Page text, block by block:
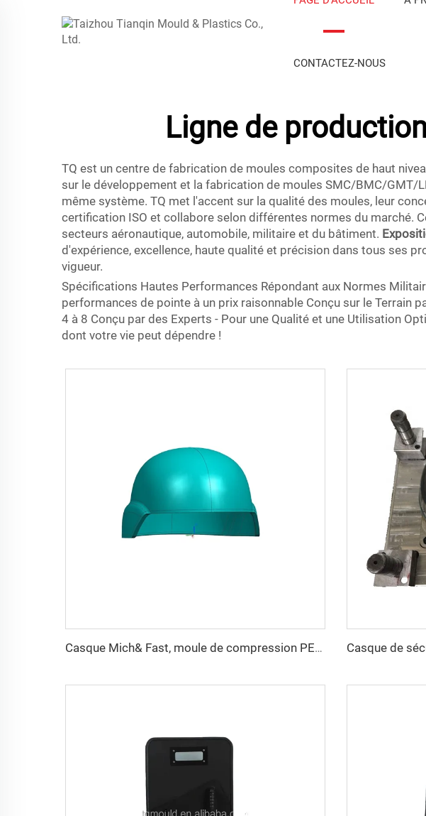
CONTACTEZ-NOUS
Ligne de
TQ est un centre de fabrication de moules composites de haut
sur le développement et la fabrication de moules SMC/BMC/GMT/
même système. TQ met l'accent sur la qualité des moules, leur
certification ISO et collabore selon différentes normes du marché.
secteurs aéronautique, automobile, militaire et du bâtiment.
d'expérience, excellence, haute qualité et précision dans tous ses
vigueur.
Spécifications Hautes Performances Répondant aux Normes
performances de pointe à un prix raisonnable Conçu sur le Terrain
4 à 8 Conçu par des Experts - Pour une Qualité et une Utilisation
dont votre vie peut dépendre !
Casque Mich& Fast, moule de compression PE avec rails latéraux, moule pour casque de sécurité